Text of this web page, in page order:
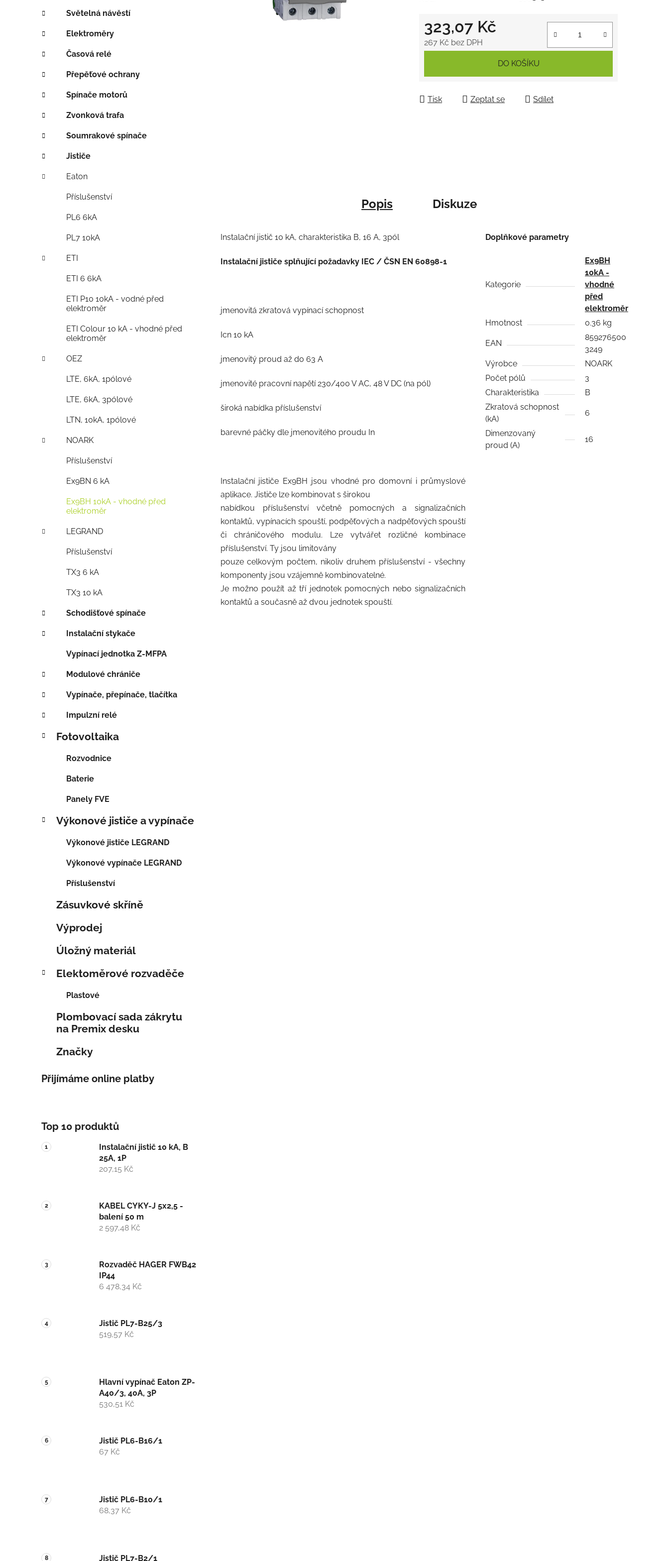
p
a
e
Světelná návěstí
Elektroměry
Časová relé
Přepěťové ochrany
Spínače motorů
Zvonková trafa
Soumrakové spínače
Jističe
Eaton
Příslušenství
PL6 6kA
PL7 10kA
ETI
ETI 6 6kA
ETI P10 10kA - vodné před
elektroměr
ETI Colour 10 kA - vhodné před
elektroměr
OEZ
LTE, 6kA, 1pólové
LTE, 6kA, 3pólové
LTN, 10kA, 1pólové
NOARK
Příslušenství
Ex9BN 6 kA
Ex9BH 10kA - vhodné před
elektroměr
LEGRAND
Příslušenství
TX3 6 kA
TX3 10 kA
Schodišťové spínače
Instalační stykače
Vypínací jednotka Z-MFPA
Modulové chrániče
Vypínače, přepínače, tlačítka
Impulzní relé
Fotovoltaika
Rozvodnice
Baterie
Panely FVE
Výkonové jističe a vypínače
Výkonové jističe LEGRAND
Výkonové vypínače LEGRAND
Příslušenství
Zásuvkové skříně
Výprodej
Úložný materiál
Elektoměrové rozvaděče
Plastové
Plombovací sada zákrytu
na Premix desku
Značky
Přijímáme online platby
Top 10 produktů
Instalační jistič 10 kA, B
25A, 1P
207,15 Kč
KABEL CYKY-J 5x2,5 -
balení 50 m
2 597,48 Kč
Rozvaděč HAGER FWB42
IP44
6 478,34 Kč
Jistič PL7-B25/3
519,57 Kč
Hlavní vypínač Eaton ZP-
A40/3, 40A, 3P
530,51 Kč
Jistič PL6-B16/1
67 Kč
Jistič PL6-B10/1
68,37 Kč
Jistič PL7-B2/1
hvězdiček.
323,07 Kč
267 Kč bez DPH
DO KOŠÍKU
Tisk Zeptat se Sdílet
Popis Diskuze
Instalační jistič 10 kA, charakteristika B, 16 A, 3pól
Instalační jističe splňující požadavky IEC / ČSN EN 60898-1
jmenovitá zkratová vypínací schopnost
Icn 10 kA
jmenovitý proud až do 63 A
jmenovité pracovní napětí 230/400 V AC, 48 V DC (na pól)
široká nabídka příslušenství
barevné páčky dle jmenovitého proudu In
Instalační jističe Ex9BH jsou vhodné pro domovní i průmyslové
aplikace. Jističe lze kombinovat s širokou
nabídkou příslušenství včetně pomocných a signalizačních
kontaktů, vypínacích spouští, podpěťových a nadpěťových spouští
či chráničového modulu. Lze vytvářet rozličné kombinace
příslušenství. Ty jsou limitovány
pouze celkovým počtem, nikoliv druhem příslušenství - všechny
komponenty jsou vzájemně kombinovatelné.
Je možno použít až tří jednotek pomocných nebo signalizačních
kontaktů a současně až dvou jednotek spouští.
Doplňkové parametry
Kategorie
Ex9BH
10kA -
vhodné
před
elektroměr
Hmotnost
0.36 kg
EAN
859276500
3249
Výrobce
NOARK
Počet pólů
3
Charakteristika
B
Zkratová schopnost
(kA)
6
Dimenzovaný
proud (A)
16